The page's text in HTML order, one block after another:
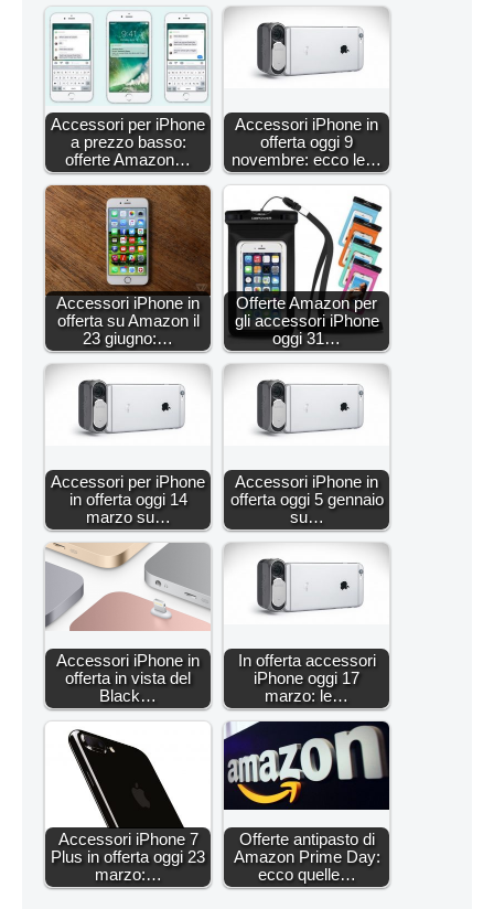
Accessori per iPhone
a prezzo basso:
offerte Amazon…
Accessori iPhone in
offerta oggi 9
novembre: ecco le…
Accessori iPhone in
offerta su Amazon il
23 giugno:…
Offerte Amazon per
gli accessori iPhone
oggi 31…
Accessori per iPhone
in offerta oggi 14
marzo su…
Accessori iPhone in
offerta oggi 5 gennaio
su…
Accessori iPhone in
offerta in vista del
Black…
In offerta accessori
iPhone oggi 17
marzo: le…
Accessori iPhone 7
Plus in offerta oggi 23
marzo:…
Offerte antipasto di
Amazon Prime Day:
ecco quelle…